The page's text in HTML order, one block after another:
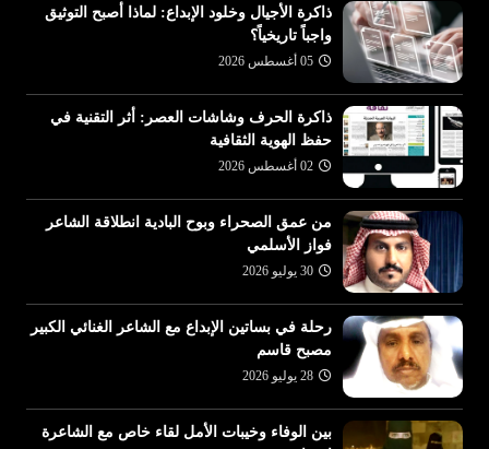
ذاكرة الأجيال وخلود الإبداع: لماذا أصبح التوثيق
واجباً تاريخياً؟
05 أغسطس 2026
ذاكرة الحرف وشاشات العصر: أثر التقنية في
حفظ الهوية الثقافية
02 أغسطس 2026
من عمق الصحراء وبوح البادية انطلاقة الشاعر
فواز الأسلمي
30 يوليو 2026
رحلة في بساتين الإبداع مع الشاعر الغنائي الكبير
مصبح قاسم
28 يوليو 2026
بين الوفاء وخيبات الأمل لقاء خاص مع الشاعرة